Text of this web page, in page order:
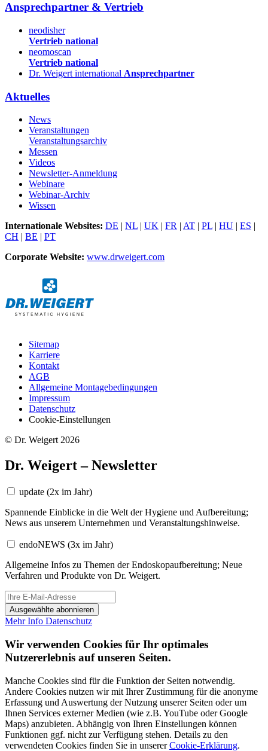
Ansprechpartner & Vertrieb
neodisher
Vertrieb national
neomoscan
Vertrieb national
Dr. Weigert international Ansprechpartner
Aktuelles
News
Veranstaltungen
Veranstaltungsarchiv
Messen
Videos
Newsletter-Anmeldung
Webinare
Webinar-Archiv
Wissen
Internationale Websites: DE | NL | UK | FR | AT | PL | HU | ES |
CH | BE | PT
Corporate Website: www.drweigert.com
Sitemap
Karriere
Kontakt
AGB
Allgemeine Montagebedingungen
Impressum
Datenschutz
Cookie-Einstellungen
© Dr. Weigert 2026
Dr. Weigert – Newsletter
update (2x im Jahr)
Spannende Einblicke in die Welt der Hygiene und Aufbereitung;
News aus unserem Unternehmen und Veranstaltungshinweise.
endoNEWS (3x im Jahr)
Allgemeine Infos zu Themen der Endoskopaufbereitung; Neue
Verfahren und Produkte von Dr. Weigert.
Ausgewählte abonnieren
Mehr Info Datenschutz
Wir verwenden Cookies für Ihr optimales
Nutzererlebnis auf unseren Seiten.
Manche Cookies sind für die Funktion der Seiten notwendig.
Andere Cookies nutzen wir mit Ihrer Zustimmung für die anonyme
Erfassung und Auswertung der Nutzung unserer Seiten oder um
Ihnen Services externer Medien (wie z.B. YouTube oder Google
Maps) anzubieten. Abhängig von Ihren Einstellungen können
Funktionen ggf. nicht zur Verfügung stehen. Details zu den
verwendeten Cookies finden Sie in unsererCookie-Erklärung.